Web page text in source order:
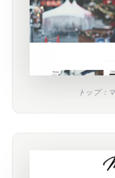
トップ：